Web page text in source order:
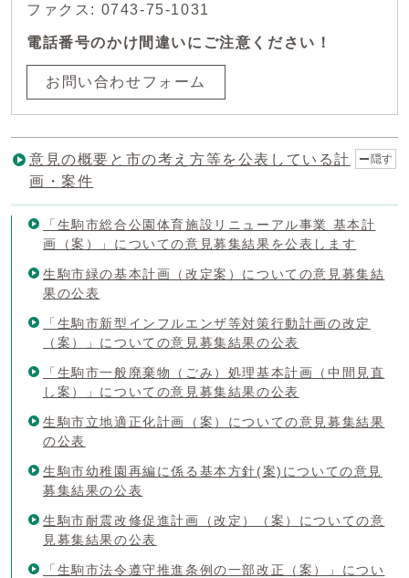
ファクス: 0743-75-1031
電話番号のかけ間違いにご注意ください！
お問い合わせフォーム
意見の概要と市の考え方等を公表している計
画・案件
隠す
「生駒市総合公園体育施設リニューアル事業 基本計
画（案）」についての意見募集結果を公表します
生駒市緑の基本計画（改定案）についての意見募集結
果の公表
「生駒市新型インフルエンザ等対策行動計画の改定
（案）」についての意見募集結果の公表
「生駒市一般廃棄物（ごみ）処理基本計画（中間見直
し案）」についての意見募集結果の公表
生駒市立地適正化計画（案）についての意見募集結果
の公表
生駒市幼稚園再編に係る基本方針(案)についての意見
募集結果の公表
生駒市耐震改修促進計画（改定）（案）についての意
見募集結果の公表
「生駒市法令遵守推進条例の一部改正（案）」につい